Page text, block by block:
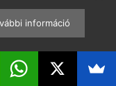
információ